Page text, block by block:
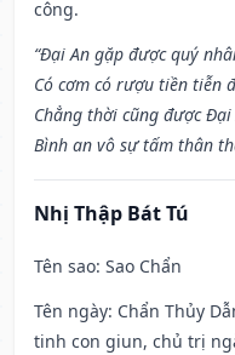
công.
“Đại An gặp được quý
Có cơm có rượu tiền tiễn
Chẳng thời cũng được Đại
Bình an vô sự tấm thân
Nhị Thập Bát Tú
Tên sao: Sao Chẩn
Tên ngày: Chẩn Thủy
tinh con giun, chủ trị